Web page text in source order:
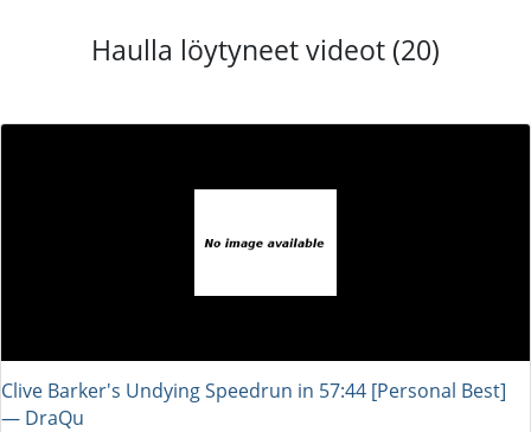
Haulla löytyneet videot (20)
Clive Barker's Undying Speedrun in 57:44 [Personal Best]
― DraQu